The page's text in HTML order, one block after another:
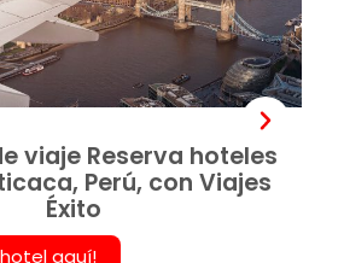
viaje Reserva hoteles
Perú, con Viajes
Éxito
aquí!